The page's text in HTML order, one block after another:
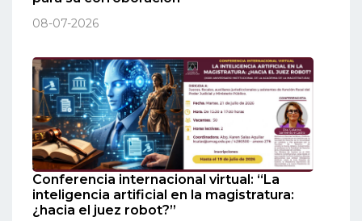
08-07-2026
Conferencia internacional virtual: “La
inteligencia artificial en la magistratura:
¿hacia el juez robot?”